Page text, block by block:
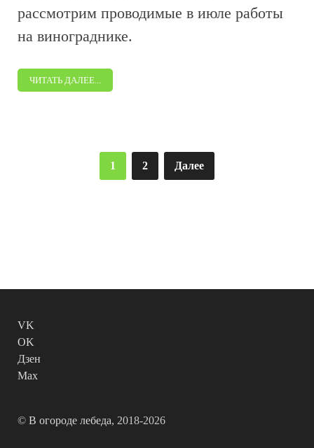
рассмотрим проводимые в июле работы
на винограднике.
ЧИТАТЬ ДАЛЕЕ...
Пагинация
1 2 Далее
VK
OK
Дзен
Max
© В огороде лебеда, 2018-2026